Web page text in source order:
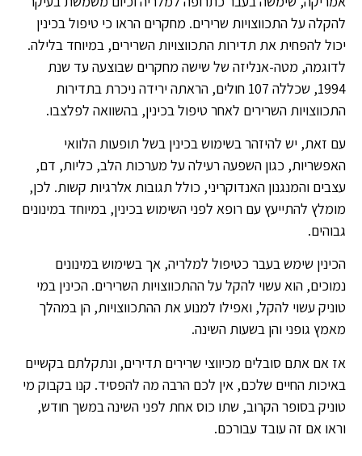
להקלה על התכווצויות שרירים. מחקרים הראו כי טיפול בכינין
יכול להפחית את תדירות התכווצויות השרירים, במיוחד בלילה.
לדוגמה, מטה-אנליזה של שישה מחקרים שבוצעה עד שנת
1994, שכללה 107 חולים, הראתה ירידה ניכרת בתדירות
התכווצויות השרירים לאחר טיפול בכינין, בהשוואה לפלצבו.
עם זאת, יש להיזהר בשימוש בכינין בשל תופעות הלוואי
האפשריות, כגון השפעה רעילה על מערכות הלב, כליות, דם,
עצבים והמנגנון האנדוקריני, כולל תגובות אלרגיות קשות. לכן,
מומלץ להתייעץ עם רופא לפני השימוש בכינין, במיוחד במינונים
גבוהים.
הכינין שימש בעבר כטיפול למלריה, אך בשימוש במינונים
נמוכים, הוא עשוי להקל על ההתכווצויות השרירים. הכינין במי
טוניק עשוי להקל, ואפילו למנוע את ההתכווצויות, הן במהלך
מאמץ גופני והן בשעות השינה.
אז אם אתם סובלים מכיווצי שרירים תדירים, ונתקלתם בקשיים
באיכות החיים שלכם, אין לכם הרבה מה להפסיד. קנו בקבוק מי
טוניק בסופר הקרוב, שתו כוס אחת לפני השינה במשך חודש,
וראו אם זה עובד עבורכם.